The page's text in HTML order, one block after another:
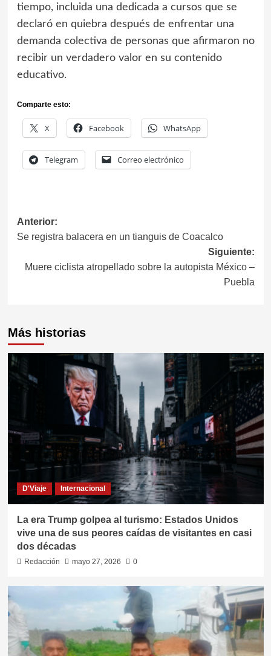
tiempo, incluida una dedicada a cursos que se
declaró en quiebra después de enfrentar una
demanda colectiva de personas que afirmaron no
recibir un verdadero valor en su contenido
educativo.
Comparte esto:
X Facebook WhatsApp
Telegram Correo electrónico
Anterior:
Se registra balacera en un tianguis de Coacalco
Siguiente:
Muere ciclista atropellado sobre la autopista México –
Puebla
Más historias
D'Viaje Internacional
La era Trump golpea al turismo: Estados Unidos
vive una de sus peores caídas de visitantes en casi
dos décadas
Redacción mayo 27, 2026 0